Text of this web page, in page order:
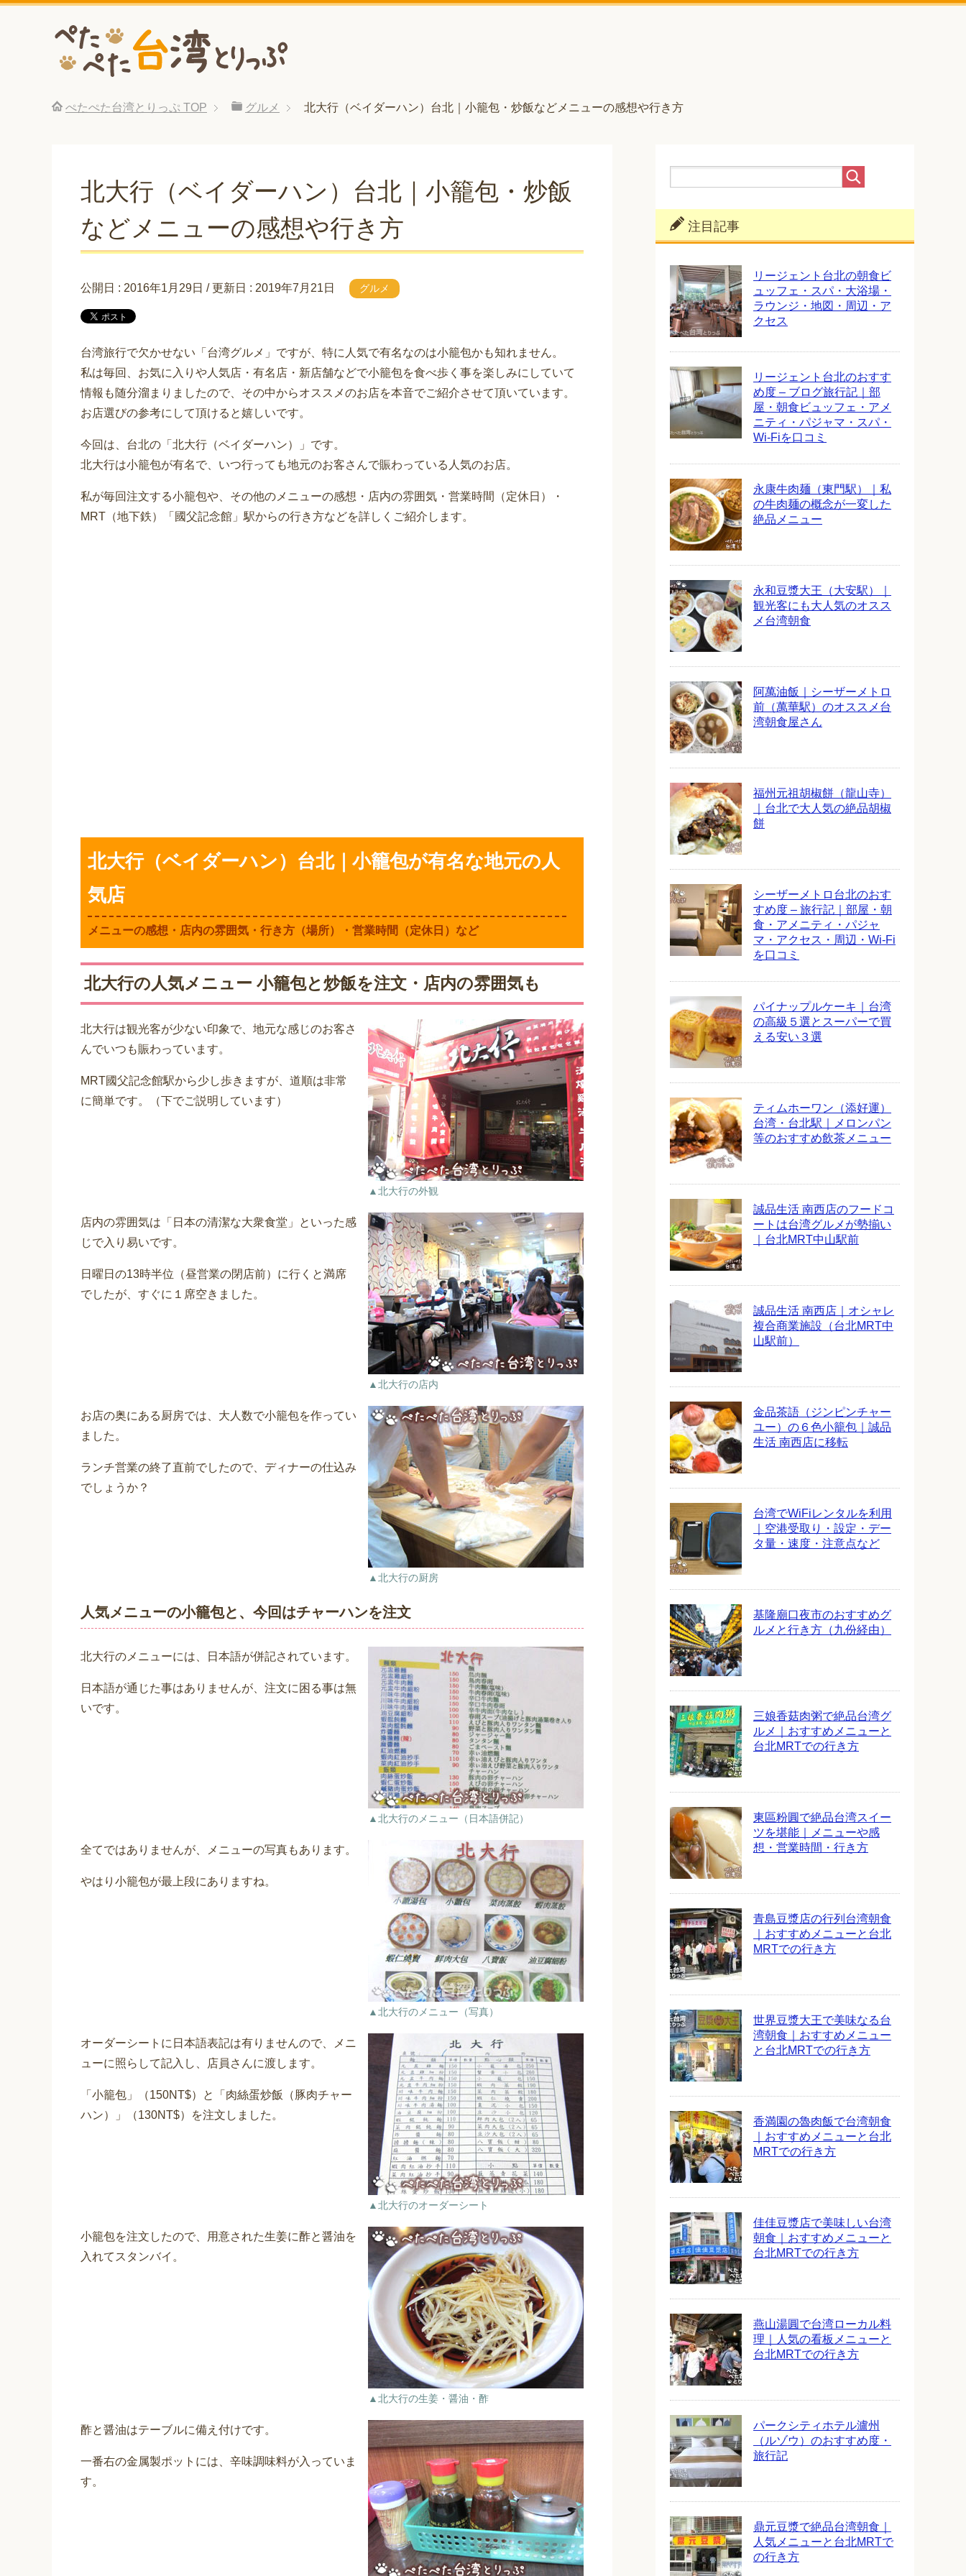
ぺたぺた台湾とりっぷ TOP グルメ 北大行（ベイダーハン）台北｜小籠包・炒飯などメニューの感想や行き方
北大行（ベイダーハン）台北｜小籠包・炒飯
などメニューの感想や行き方
公開日 : 2016年1月29日 / 更新日 : 2019年7月21日 グルメ
台湾旅行で欠かせない「台湾グルメ」ですが、特に人気で有名なのは小籠包かも知れません。
私は毎回、お気に入りや人気店・有名店・新店舗などで小籠包を食べ歩く事を楽しみにしていて
情報も随分溜まりましたので、その中からオススメのお店を本音でご紹介させて頂いています。
お店選びの参考にして頂けると嬉しいです。
今回は、台北の「北大行（ベイダーハン）」です。
北大行は小籠包が有名で、いつ行っても地元のお客さんで賑わっている人気のお店。
私が毎回注文する小籠包や、その他のメニューの感想・店内の雰囲気・営業時間（定休日）・
MRT（地下鉄）「國父記念館」駅からの行き方などを詳しくご紹介します。
北大行（ベイダーハン）台北｜小籠包が有名な地元の人
気店
メニューの感想・店内の雰囲気・行き方（場所）・営業時間（定休日）など
北大行の人気メニュー 小籠包と炒飯を注文・店内の雰囲気も
▲北大行の外観
北大行は観光客が少ない印象で、地元な感じのお客さ
んでいつも賑わっています。
MRT國父記念館駅から少し歩きますが、道順は非常
に簡単です。（下でご説明しています）
▲北大行の店内
店内の雰囲気は「日本の清潔な大衆食堂」といった感
じで入り易いです。
日曜日の13時半位（昼営業の閉店前）に行くと満席
でしたが、すぐに１席空きました。
▲北大行の厨房
お店の奥にある厨房では、大人数で小籠包を作ってい
ました。
ランチ営業の終了直前でしたので、ディナーの仕込み
でしょうか？
人気メニューの小籠包と、今回はチャーハンを注文
▲北大行のメニュー（日本語併記）
北大行のメニューには、日本語が併記されています。
日本語が通じた事はありませんが、注文に困る事は無
いです。
▲北大行のメニュー（写真）
全てではありませんが、メニューの写真もあります。
やはり小籠包が最上段にありますね。
▲北大行のオーダーシート
オーダーシートに日本語表記は有りませんので、メニ
ューに照らして記入し、店員さんに渡します。
「小籠包」（150NT$）と「肉絲蛋炒飯（豚肉チャー
ハン）」（130NT$）を注文しました。
▲北大行の生姜・醤油・酢
小籠包を注文したので、用意された生姜に酢と醤油を
入れてスタンバイ。
酢と醤油はテーブルに備え付けです。
一番右の金属製ポットには、辛味調味料が入っていま
す。
注目記事
リージェント台北の朝食ビ
ュッフェ・スパ・大浴場・
ラウンジ・地図・周辺・ア
クセス
リージェント台北のおすす
め度 – ブログ旅行記｜部
屋・朝食ビュッフェ・アメ
ニティ・パジャマ・スパ・
Wi-Fiを口コミ
永康牛肉麺（東門駅）｜私
の牛肉麺の概念が一変した
絶品メニュー
永和豆漿大王（大安駅）｜
観光客にも大人気のオスス
メ台湾朝食
阿萬油飯｜シーザーメトロ
前（萬華駅）のオススメ台
湾朝食屋さん
福州元祖胡椒餅（龍山寺）
｜台北で大人気の絶品胡椒
餅
シーザーメトロ台北のおす
すめ度 – 旅行記｜部屋・朝
食・アメニティ・パジャ
マ・アクセス・周辺・Wi-Fi
を口コミ
パイナップルケーキ｜台湾
の高級５選とスーパーで買
える安い３選
ティムホーワン（添好運）
台湾・台北駅｜メロンパン
等のおすすめ飲茶メニュー
誠品生活 南西店のフードコ
ートは台湾グルメが勢揃い
｜台北MRT中山駅前
誠品生活 南西店｜オシャレ
複合商業施設（台北MRT中
山駅前）
金品茶語（ジンピンチャー
ユー）の６色小籠包｜誠品
生活 南西店に移転
台湾でWiFiレンタルを利用
｜空港受取り・設定・デー
タ量・速度・注意点など
基隆廟口夜市のおすすめグ
ルメと行き方（九份経由）
三娘香菇肉粥で絶品台湾グ
ルメ｜おすすめメニューと
台北MRTでの行き方
東區粉圓で絶品台湾スイー
ツを堪能｜メニューや感
想・営業時間・行き方
青島豆漿店の行列台湾朝食
｜おすすめメニューと台北
MRTでの行き方
世界豆漿大王で美味なる台
湾朝食｜おすすめメニュー
と台北MRTでの行き方
香満園の魯肉飯で台湾朝食
｜おすすめメニューと台北
MRTでの行き方
佳佳豆漿店で美味しい台湾
朝食｜おすすめメニューと
台北MRTでの行き方
燕山湯圓で台湾ローカル料
理｜人気の看板メニューと
台北MRTでの行き方
パークシティホテル瀘州
（ルゾウ）のおすすめ度・
旅行記
鼎元豆漿で絶品台湾朝食｜
人気メニューと台北MRTで
の行き方